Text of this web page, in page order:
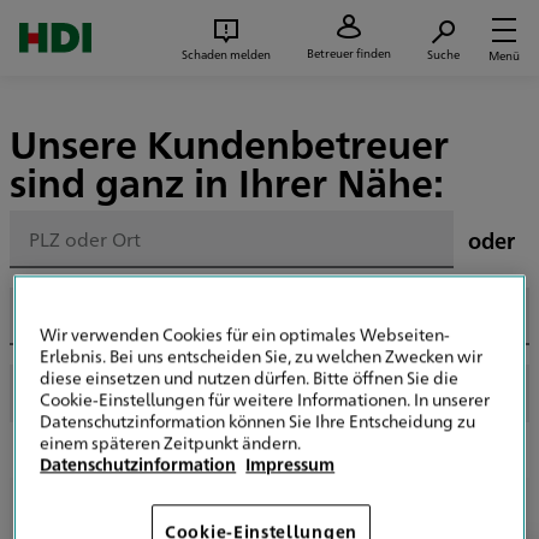
Zum Seiteninhalt springen
Schaden melden Betreuer finden Suche Menü
Unsere Kundenbetreuer
sind ganz in Ihrer Nähe:
oder
Ihre Suche hat keine Treffer ergeben?
Wir verwenden Cookies für ein optimales Webseiten-
Erlebnis. Bei uns entscheiden Sie, zu welchen Zwecken wir
diese einsetzen und nutzen dürfen. Bitte öffnen Sie die
Cookie-Einstellungen für weitere Informationen. In unserer
Datenschutzinformation können Sie Ihre Entscheidung zu
einem späteren Zeitpunkt ändern.
Datenschutzinformation Impressum
Cookie-Einstellungen